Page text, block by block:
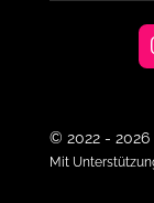
© 2022 - 2026
Mit